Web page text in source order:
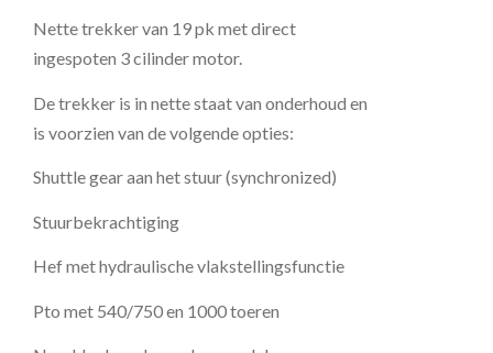
Nette trekker van 19 pk met direct
ingespoten 3 cilinder motor.
De trekker is in nette staat van onderhoud en
is voorzien van de volgende opties:
Shuttle gear aan het stuur (synchronized)
Stuurbekrachtiging
Hef met hydraulische vlakstellingsfunctie
Pto met 540/750 en 1000 toeren